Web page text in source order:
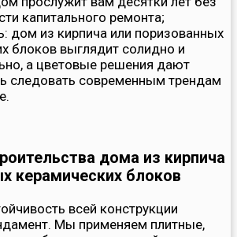
капитального ремонта;
дом из кирпича или поризованных
блоков выглядит солидно и
а цветовые решения дают
следовать современным трендам
дома из кирпича
керамических блоков
всей конструкции
Мы применяем плитные,